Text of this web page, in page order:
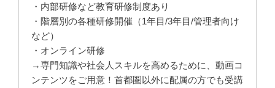
・内部研修など教育研修制度あり
・階層別の各種研修開催（1年目/3年目/管理者向け
など）
・オンライン研修
→専門知識や社会人スキルを高めるために、動画コ
ンテンツをご用意！首都圏以外に配属の方でも受講